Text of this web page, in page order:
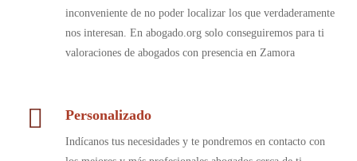
inconveniente de no poder localizar los que verdaderamente
nos interesan. En abogado.org solo conseguiremos para ti
valoraciones de abogados con presencia en Zamora
Personalizado
Indícanos tus necesidades y te pondremos en contacto con